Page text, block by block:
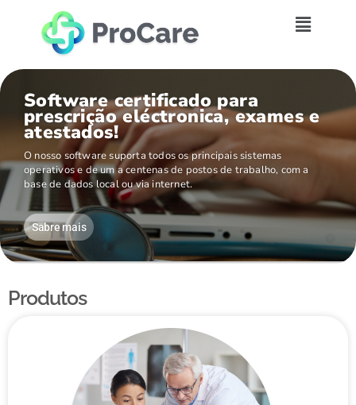
Software certificado para
prescrição eléctronica, exames e
atestados!
O nosso software suporta todos os principais sistemas
operativos e de um a centenas de postos de trabalho, com a
base de dados local ou via internet.
Sabre mais
Produtos